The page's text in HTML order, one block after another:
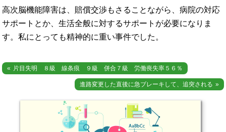
高次脳機能障害は、賠償交渉もさることながら、病院の対応
サポートとか、生活全般に対するサポートが必要になりま
す。私にとっても精神的に重い事件でした。
投
片目失明 ８級 線条痕 ９級 併合７級 労働喪失率５６％
進路変更した直後に急ブレーキして、追突される